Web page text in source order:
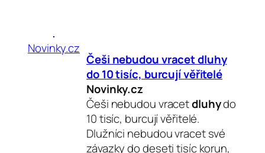
Novinky.cz
Češi nebudou vracetdluhy
do 10 tisíc, burcují věřitelé
Novinky.cz
Češi nebudou vracetdluhydo
10 tisíc, burcují věřitelé.
Dlužníci nebudou vracet své
závazky do deseti tisíc korun,